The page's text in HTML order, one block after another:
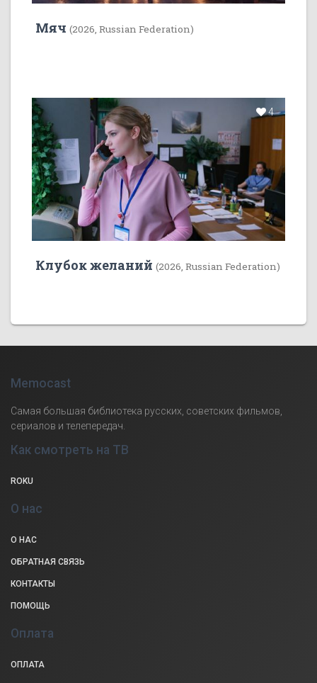
Мяч (2026, Russian Federation)
4
Клубок желаний (2026, Russian Federation)
Memocast
Самая большая библиотека русских, советских фильмов,
сериалов и телепередач.
Как смотреть на ТВ
ROKU
О нас
О НАС
ОБРАТНАЯ СВЯЗЬ
КОНТАКТЫ
ПОМОЩЬ
Оплата
ОПЛАТА